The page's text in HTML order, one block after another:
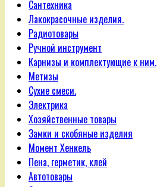
Сантехника
Лакокрасочные изделия.
Радиотовары
Ручной инструмент
Карнизы и комплектующие к ним.
Метизы
Сухие смеси.
Электрика
Хозяйственные товары
Замки и скобяные изделия
Момент Хенкель
Пена, герметик, клей
Автотовары